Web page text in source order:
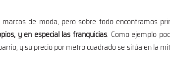
de moda, pero sobre todo encontramos
y en especial las franquicias. Como ejemplo
y su precio por metro cuadrado se sitúa en la